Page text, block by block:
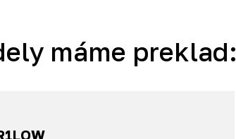
máme preklad: